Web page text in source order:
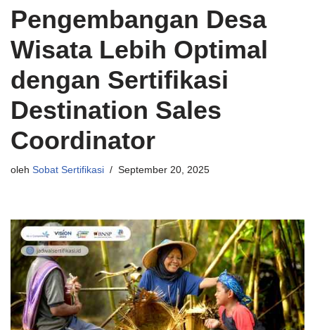
Pengembangan Desa
Wisata Lebih Optimal
dengan Sertifikasi
Destination Sales
Coordinator
oleh Sobat Sertifikasi September 20, 2025